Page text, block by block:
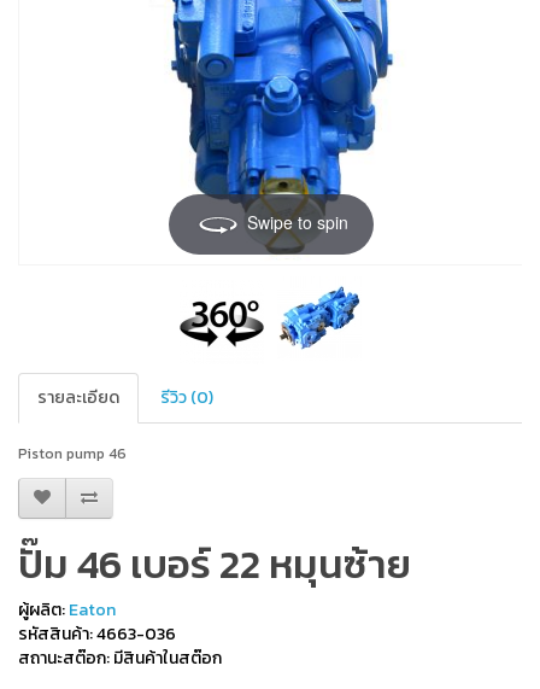
Swipe to spin
รายละเอียด รีวิว (0)
Piston pump 46
ปั๊ม 46 เบอร์ 22 หมุนซ้าย
ผู้ผลิต:Eaton
รหัสสินค้า: 4663-036
สถานะสต๊อก: มีสินค้าในสต๊อก